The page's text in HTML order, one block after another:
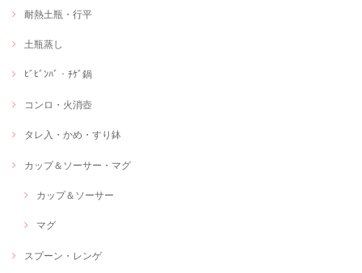
耐熱土瓶・行平
土瓶蒸し
ﾋﾞﾋﾞﾝﾊﾞ・ﾁｹﾞ鍋
コンロ・火消壺
タレ入・かめ・すり鉢
カップ＆ソーサー・マグ
カップ＆ソーサー
マグ
スプーン・レンゲ